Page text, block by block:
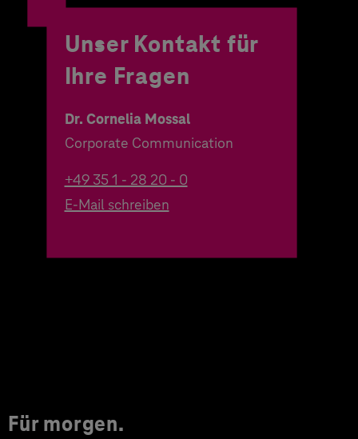
Unser Kontakt für
Ihre Fragen
Dr. Cornelia Mossal
Corporate Communication
+49 35 1 - 28 20 - 0
E-Mail schreiben
Für morgen.